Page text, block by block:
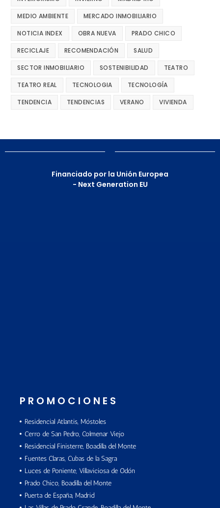
MEDIO AMBIENTE MERCADO INMOBILIARIO
NOTICIA INDEX OBRA NUEVA PRADO CHICO
RECICLAJE RECOMENDACIÓN SALUD
SECTOR INMOBILIARIO SOSTENIBILIDAD TEATRO
TEATRO REAL TECNOLOGIA TECNOLOGÍA
TENDENCIA TENDENCIAS VERANO VIVIENDA
Financiado por la Unión Europea
- Next Generation EU
PROMOCIONES
Residencial Atlantis, Móstoles
Cerro de San Pedro, Colmenar Viejo
Residencial Finisterre, Boadilla del Monte
Fuentes Claras, Cubas de la Sagra
Luces de Poniente, Villaviciosa de Odón
Prado Chico, Boadilla del Monte
Puerta de España, Madrid